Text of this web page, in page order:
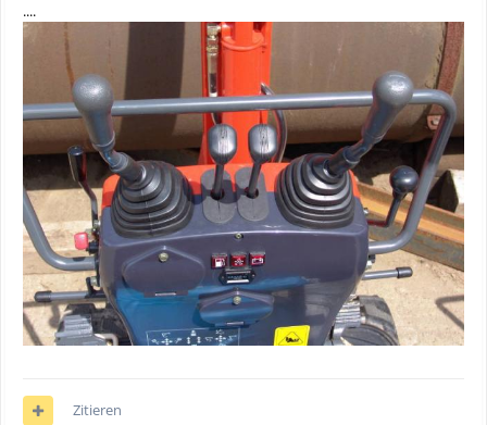
....
Zitieren